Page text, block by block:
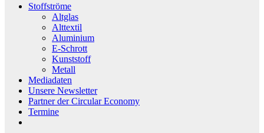
Stoffströme
Altglas
Alttextil
Aluminium
E-Schrott
Kunststoff
Metall
Mediadaten
Unsere Newsletter
Partner der Circular Economy
Termine